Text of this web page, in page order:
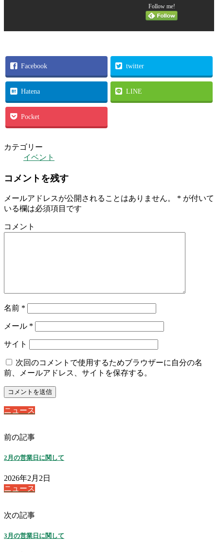
Follow me!
Facebook twitter
Hatena LINE
Pocket
カテゴリー
イベント
コメントを残す
メールアドレスが公開されることはありません。 * が付いて
いる欄は必須項目です
コメント
名前 *
メール *
サイト
次回のコメントで使用するためブラウザーに自分の名
前、メールアドレス、サイトを保存する。
ニュース
前の記事
2月の営業日に関して
2026年2月2日
ニュース
次の記事
3月の営業日に関して